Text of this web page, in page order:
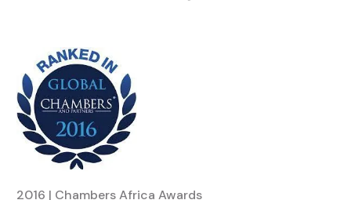
2016 | Chambers Africa Awards